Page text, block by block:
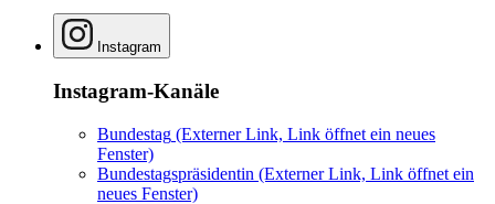
Instagram
Instagram-Kanäle
Bundestag (Externer Link, Link öffnet ein neues
Fenster)
Bundestagspräsidentin (Externer Link, Link öffnet ein
neues Fenster)